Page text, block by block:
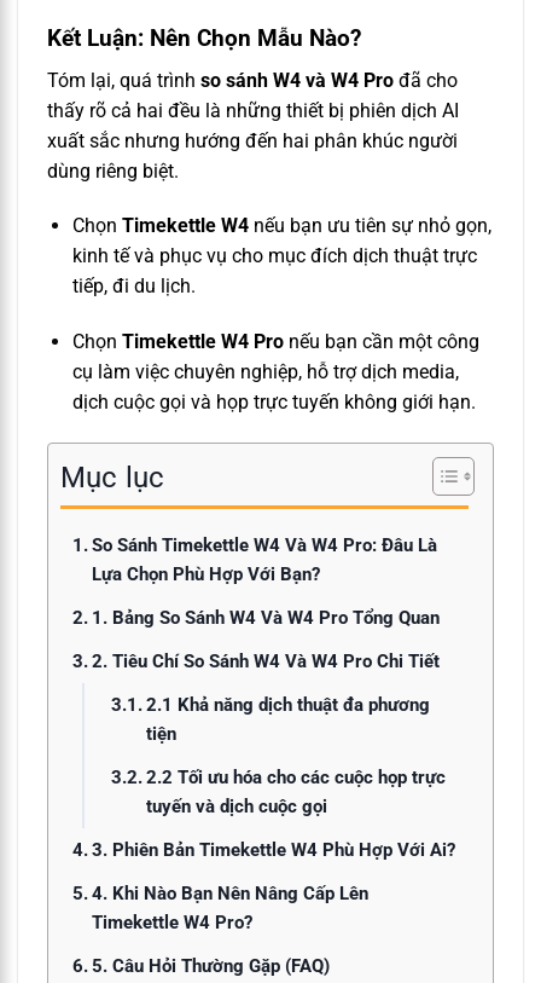
Kết Luận: Nên Chọn Mẫu Nào?
Tóm lại, quá trình so sánh W4 và W4 Pro đã cho
thấy rõ cả hai đều là những thiết bị phiên dịch AI
xuất sắc nhưng hướng đến hai phân khúc người
dùng riêng biệt.
Chọn Timekettle W4nếu bạn ưu tiên sự nhỏ gọn,
kinh tế và phục vụ cho mục đích dịch thuật trực
tiếp, đi du lịch.
Chọn Timekettle W4 Pronếu bạn cần một công
cụ làm việc chuyên nghiệp, hỗ trợ dịch media,
dịch cuộc gọi và họp trực tuyến không giới hạn.
Mục lục
So Sánh Timekettle W4 Và W4 Pro: Đâu Là
Lựa Chọn Phù Hợp Với Bạn?
1. Bảng So Sánh W4 Và W4 Pro Tổng Quan
2. Tiêu Chí So Sánh W4 Và W4 Pro Chi Tiết
2.1 Khả năng dịch thuật đa phương
tiện
2.2 Tối ưu hóa cho các cuộc họp trực
tuyến và dịch cuộc gọi
3. Phiên Bản Timekettle W4 Phù Hợp Với Ai?
4. Khi Nào Bạn Nên Nâng Cấp Lên
Timekettle W4 Pro?
5. Câu Hỏi Thường Gặp (FAQ)